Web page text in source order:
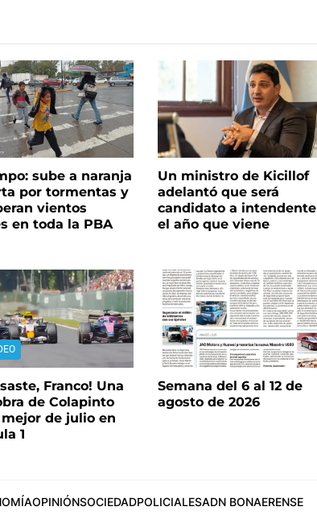
sube a naranja
por tormentas y
vientos
en toda la PBA
Un ministro de Kicillof
adelantó que será
candidato a intendente
el año que viene
Franco! Una
de Colapinto
de julio en
1
Semana del 6 al 12 de
agosto de 2026
OPINIÓNSOCIEDADPOLICIALESADN BONAERENSE